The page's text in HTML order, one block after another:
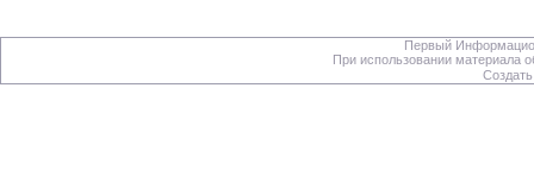
Первый
При использовании материала